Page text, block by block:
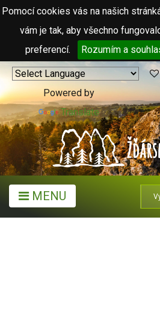
Pomocí cookies vás na našich
vám je tak, aby všechno
preferencí.
Rozumím a
Powered by
Translate
MENU